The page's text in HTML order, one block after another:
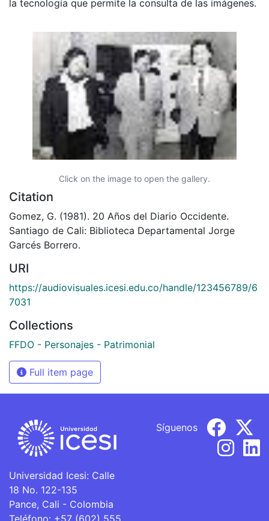
la tecnología que permite la consulta de las imágenes.
Click on the image to open the gallery.
Citation
Gomez, G. (1981). 20 Años del Diario Occidente.
Santiago de Cali: Biblioteca Departamental Jorge
Garcés Borrero.
URI
https://audiovisuales.icesi.edu.co/handle/123456789/6
7031
Collections
FFDO - Personajes - Patrimonial
Full item page
Universidad Icesi: Calle
18 No. 122-135
Pance, Cali - Colombia
Teléfono: +57 (602) 555
Síguenos